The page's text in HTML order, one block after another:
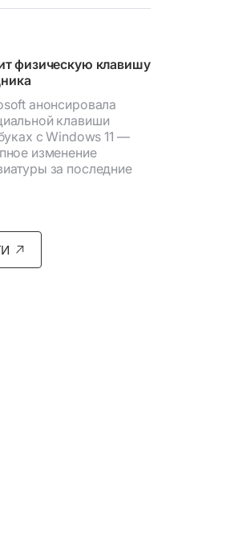
физическую клавишу
анонсировала
клавиши
с Windows 11 —
изменение
за последние